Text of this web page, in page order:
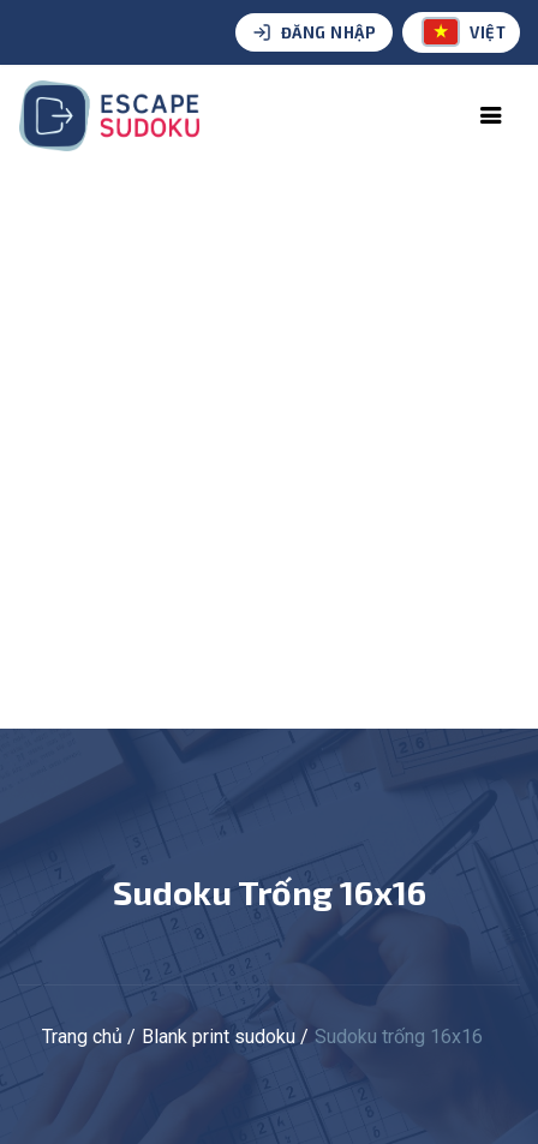
ĐĂNG NHẬP VIỆT
Sudoku Trống 16x16
Trang chủ Blank print sudoku Sudoku trống 16x16